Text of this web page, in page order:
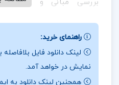
بررسی مبانی و اصول
برای دانشجویان،بلکه
حسابداری نیز مفید است و
کامل در فرآیند تدریس و
راهنمای خرید:
لینک دانلود فایل
نمایش در خواهد آمد.
همچنین لینک دانلود به